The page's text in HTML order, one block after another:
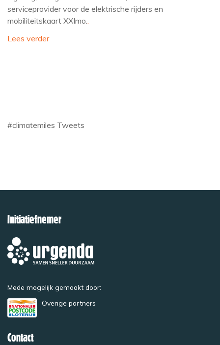
serviceprovider voor de elektrische rijders en
mobiliteitskaart XXImo..
Lees verder
#climatemiles Tweets
Initiatiefnemer
Mede mogelijk gemaakt door:
Overige partners
Contact